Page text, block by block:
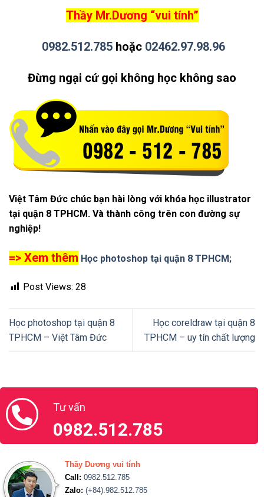
Thầy Mr.Dương “vui tính”
0982.512.785 hoặc 02462.97.98.96
Đừng ngại cứ gọi không học không sao
Việt Tâm Đức chúc bạn hài lòng với khóa học illustrator
tại quận 8 TPHCM. Và thành công trên con đường sự
nghiệp!
=> Xem thêm Học photoshop tại quận 8 TPHCM;
Post Views: 28
Học photoshop tại quận 8
TPHCM – Việt Tâm Đức
Học coreldraw tại quận 8
TPHCM – uy tín chất lượng
Tư vấn
0982.512.785
Thầy Dương vui tính
Call: 0982.512.785
Zalo: (+84).982.512.785